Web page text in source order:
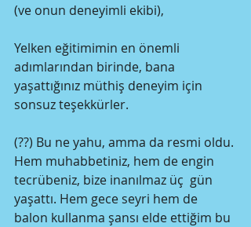
(ve onun deneyimli ekibi),
Yelken eğitimimin en önemli
adımlarından birinde, bana
yaşattığınız müthiş deneyim için
sonsuz teşekkürler.
(??) Bu ne yahu, amma da resmi oldu.
Hem muhabbetiniz, hem de engin
tecrübeniz, bize inanılmaz üç  gün
yaşattı. Hem gece seyri hem de
balon kullanma şansı elde ettiğim bu